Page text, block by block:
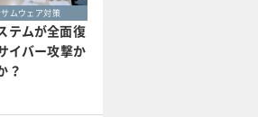
ムウェア対策
テムが全面復
イバー攻撃か
？